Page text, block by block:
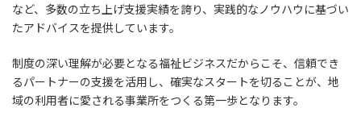
など、多数の立ち上げ支援実績を誇り、実践的なノウハウに基づい
たアドバイスを提供しています。
制度の深い理解が必要となる福祉ビジネスだからこそ、信頼でき
るパートナーの支援を活用し、確実なスタートを切ることが、地
域の利用者に愛される事業所をつくる第一歩となります。